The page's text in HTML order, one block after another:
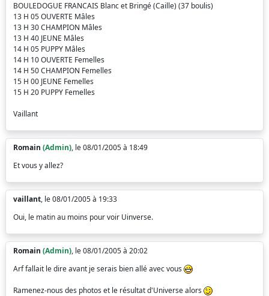
BOULEDOGUE FRANCAIS Blanc et Bringé (Caille) (37 boulis)
13 H 05 OUVERTE Mâles
13 H 30 CHAMPION Mâles
13 H 40 JEUNE Mâles
14 H 05 PUPPY Mâles
14 H 10 OUVERTE Femelles
14 H 50 CHAMPION Femelles
15 H 00 JEUNE Femelles
15 H 20 PUPPY Femelles
Vaillant
Romain (Admin), le 08/01/2005 à 18:49
Et vous y allez?
vaillant, le 08/01/2005 à 19:33
Oui, le matin au moins pour voir Uinverse.
Romain (Admin), le 08/01/2005 à 20:02
Arf fallait le dire avant je serais bien allé avec vous
Ramenez-nous des photos et le résultat d'Universe alors